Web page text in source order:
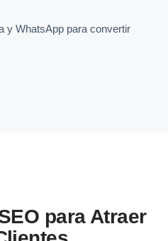
y WhatsApp para convertir
para Atraer